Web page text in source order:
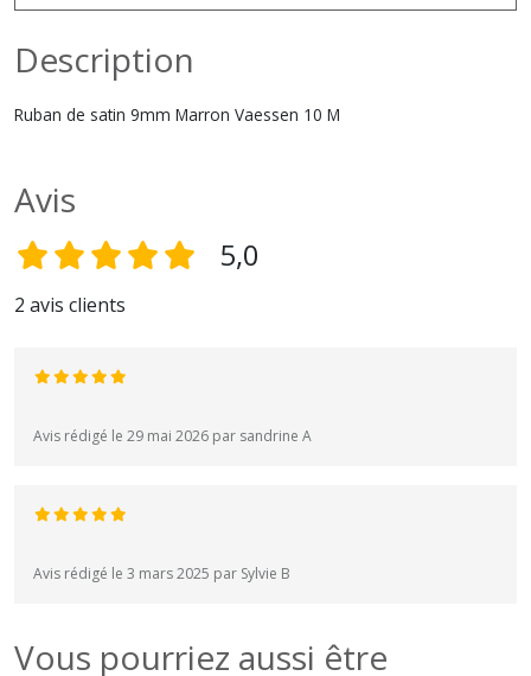
Description
Ruban de satin 9mm Marron Vaessen 10 M
Avis
5,0
2 avis clients
Avis rédigé le 29 mai 2026 par sandrine A
Avis rédigé le 3 mars 2025 par Sylvie B
Vous pourriez aussi être